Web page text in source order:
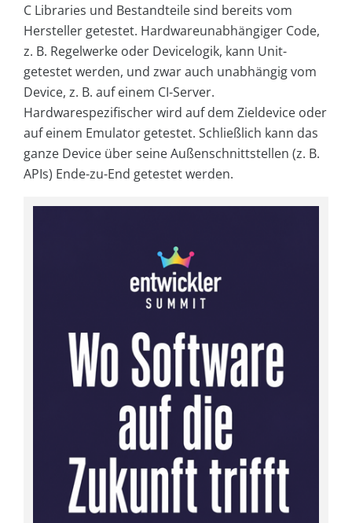
C Libraries und Bestandteile sind bereits vom
Hersteller getestet. Hardwareunabhängiger Code,
z. B. Regelwerke oder Devicelogik, kann Unit-
getestet werden, und zwar auch unabhängig vom
Device, z. B. auf einem CI-Server.
Hardwarespezifischer wird auf dem Zieldevice oder
auf einem Emulator getestet. Schließlich kann das
ganze Device über seine Außenschnittstellen (z. B.
APIs) Ende-zu-End getestet werden.